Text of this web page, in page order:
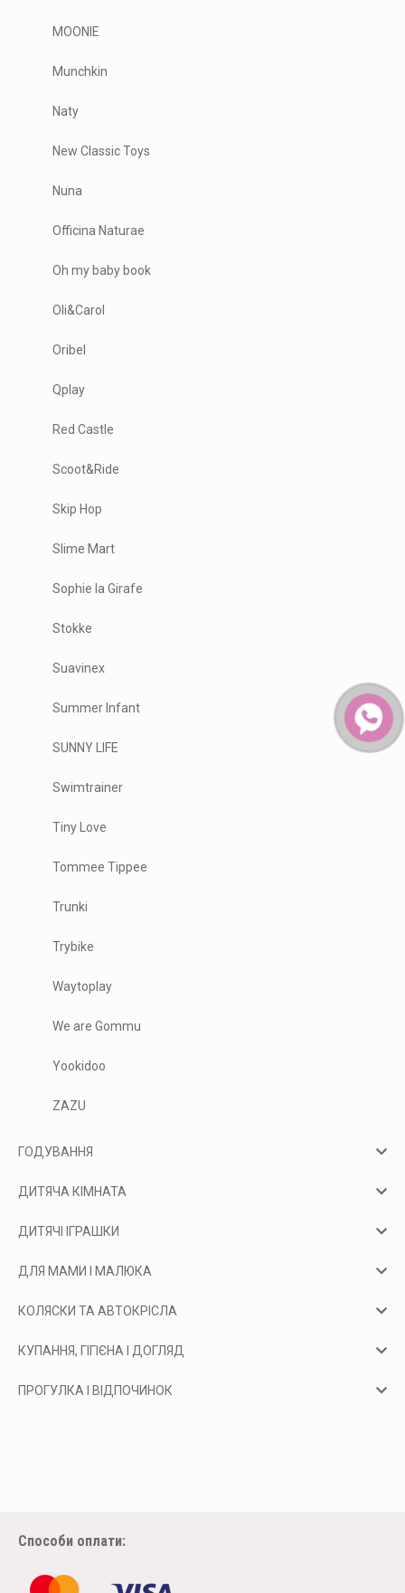
MOONIE
Munchkin
Naty
New Classic Toys
Nuna
Officina Naturae
Oh my baby book
Oli&Carol
Oribel
Qplay
Red Castle
Scoot&Ride
Skip Hop
Slime Mart
Sophie la Girafe
Stokke
Suavinex
Summer Infant
SUNNY LIFE
Swimtrainer
Tiny Love
Tommee Tippee
Trunki
Trybike
Waytoplay
We are Gommu
Yookidoo
ZAZU
ГОДУВАННЯ
ДИТЯЧА КІМНАТА
ДИТЯЧІ ІГРАШКИ
ДЛЯ МАМИ І МАЛЮКА
КОЛЯСКИ ТА АВТОКРІСЛА
КУПАННЯ, ГІГІЄНА І ДОГЛЯД
ПРОГУЛКА І ВІДПОЧИНОК
Способи оплати: